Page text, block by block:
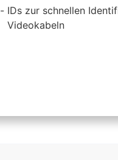
IDs zur schnellen
Videokabeln